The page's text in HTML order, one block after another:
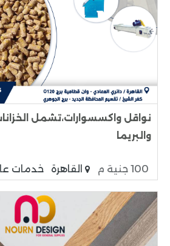
نواقل واكسسوارات،تشمل
والبريما
100 جنية م القاهرة خدمات